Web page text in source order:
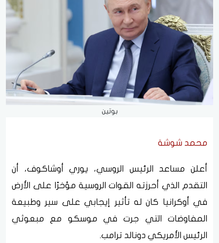
بوتين
محمد شوشة
أعلن مساعد الرئيس الروسي، يوري أوشاكوف، أن
التقدم الذي أحرزته القوات الروسية مؤخرًا على الأرض
في أوكرانيا كان له تأثير إيجابي على سير وطبيعة
المفاوضات التي جرت في موسكو مع مبعوثي
الرئيس الأمريكي دونالد ترامب.